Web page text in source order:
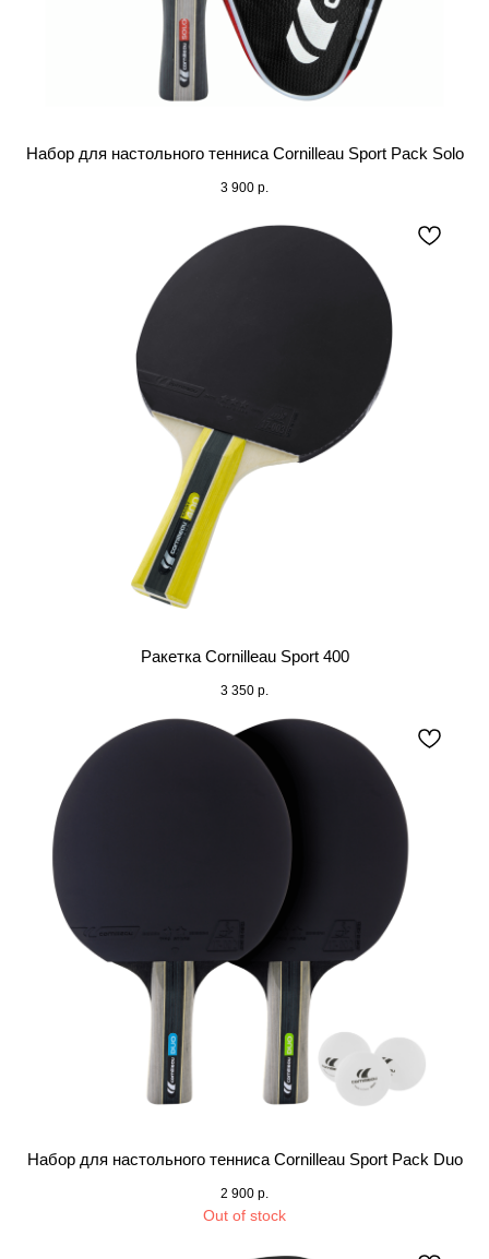
Набор для настольного тенниса Cornilleau Sport Pack Solo
3 900 р.
Ракетка Cornilleau Sport 400
3 350 р.
Набор для настольного тенниса Cornilleau Sport Pack Duo
2 900 р.
Out of stock